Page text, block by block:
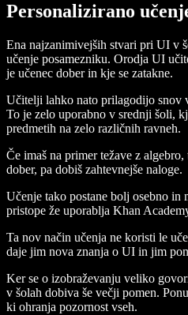
Personalizirano
Ena najzanimivejših stvari pri UI v
učenje posamezniku. Orodja UI
je učenec dober in kje se zatakne.
Učitelji lahko nato prilagodijo snov
To je zelo uporabno v srednji šoli,
predmetih na zelo različnih ravneh.
Če imaš na primer težave z
dober, pa dobiš zahtevnejše naloge.
Učenje tako postane bolj osebno in
pristope že uporablja Khan
Ta nov način učenja ne koristi le
daje jim nova znanja o UI in jim
Ker se o izobraževanju veliko
v šolah dobiva še večji pomen.
ki ohranja pozornost vseh.